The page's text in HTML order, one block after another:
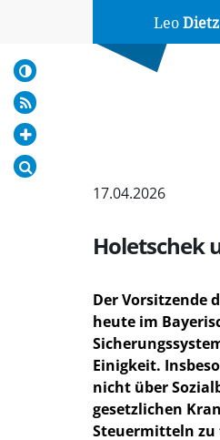
Leo
17.04.2026
Holetschek
Der Vorsitzende
heute im
Einigkeit.
nicht über
gesetzlichen
Steuermitteln zu